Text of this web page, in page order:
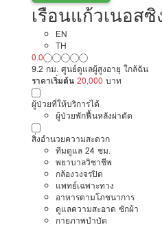
เรือนแก้วเนอส
EN
TH
0.0
9.2 กม. ศูนย์ดูแลผู้สูงอายุ ใกล้ฉัน
ราคาเริ่มต้น 20,000 บาท
ผู้ป่วยที่ให้บริการได้
ผู้ป่วยพักฟื้นหลังผ่าตัด
สิ่งอำนวยความสะดวก
ทีมดูแล 24 ชม.
พยาบาลวิชาชีพ
กล้องวงจรปิด
แพทย์เฉพาะทาง
อาหารตามโภชนาการ
ดูแลความสะอาด ซักผ้า
กายภาพบำบัด